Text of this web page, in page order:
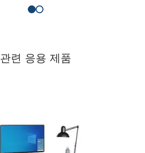
관련 응용 제품